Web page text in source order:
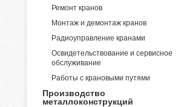
Ремонт кранов
Монтаж и демонтаж кранов
Радиоуправление кранами
Освидетельствование и сервисное
обслуживание
Работы с крановыми путями
Производство
металлоконструкций